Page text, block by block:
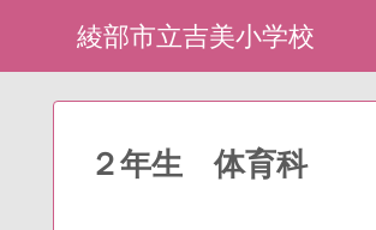
綾部市立吉美小学校
２年生 体育科